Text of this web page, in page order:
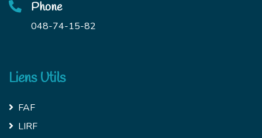
Phone
048-74-15-82
Liens Utils
FAF
LIRF